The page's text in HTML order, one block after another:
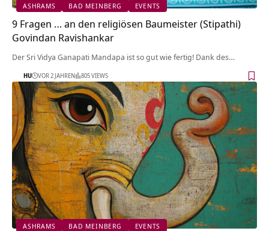
ASHRAMS BAD MEINBERG EVENTS
9 Fragen … an den religiösen Baumeister (Stipathi)
Govindan Ravishankar
Der Sri Vidya Ganapati Mandapa ist so gut wie fertig! Dank des…
HU VOR 2 JAHREN 805 VIEWS
ASHRAMS BAD MEINBERG EVENTS